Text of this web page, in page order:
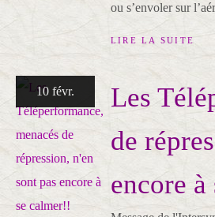
ou s’envoler sur
LIRE LA SUITE
10 févr.
Les
de
encore